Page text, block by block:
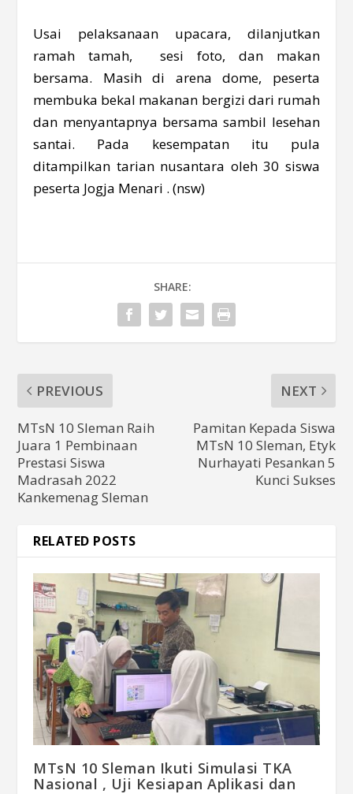
Usai pelaksanaan upacara, dilanjutkan
ramah tamah, sesi foto, dan makan
bersama. Masih di arena dome, peserta
membuka bekal makanan bergizi dari rumah
dan menyantapnya bersama sambil lesehan
santai. Pada kesempatan itu pula
ditampilkan tarian nusantara oleh 30 siswa
peserta Jogja Menari . (nsw)
SHARE:
PREVIOUS
MTsN 10 Sleman Raih
Juara 1 Pembinaan
Prestasi Siswa
Madrasah 2022
Kankemenag Sleman
NEXT
Pamitan Kepada Siswa
MTsN 10 Sleman, Etyk
Nurhayati Pesankan 5
Kunci Sukses
RELATED POSTS
MTsN 10 Sleman Ikuti Simulasi TKA
Nasional , Uji Kesiapan Aplikasi dan